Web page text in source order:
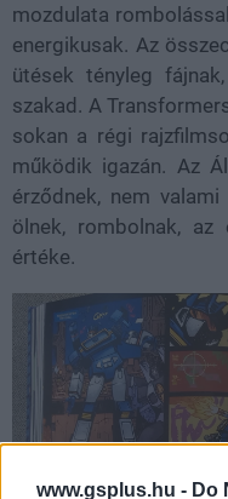
www.gsplus.hu - Do
mozdulata
energikusak. Az
ütések tényleg
szakad. A
sokan a régi
működik igazán. Az
érződnek, nem
ölnek, rombolnak, az
értéke.